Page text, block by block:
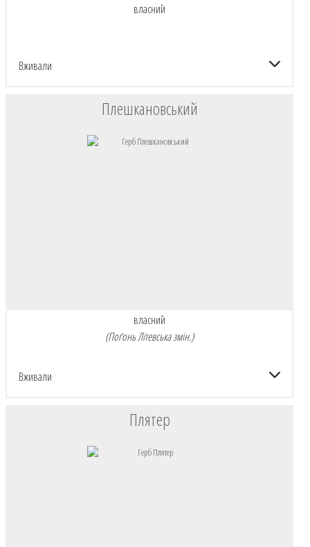
власний
Вживали
Плешкановський
власний
(Поґонь Літевська змін.)
Вживали
Плятер